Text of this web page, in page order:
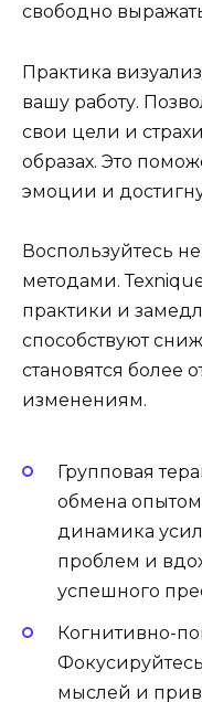
свободно
Практика
вашу работу.
свои цели и
образах. Это
эмоции и
Воспользуйтесь
методами.
практики и
способствуют
становятся более
изменениям.
Групповая
обмена
динамика
проблем и
успешного
Когнитивно-
мыслей и